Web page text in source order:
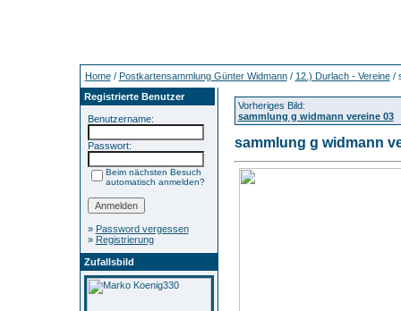
Home/ Postkartensammlung Günter Widmann/ 12.) Durlach - Vereine/
Registrierte Benutzer
Benutzername:
Passwort:
Beim nächsten Besuch
automatisch anmelden?
» Password vergessen
» Registrierung
Zufallsbild
Vorheriges Bild:
sammlung g widmann vereine 03
sammlung g widmann